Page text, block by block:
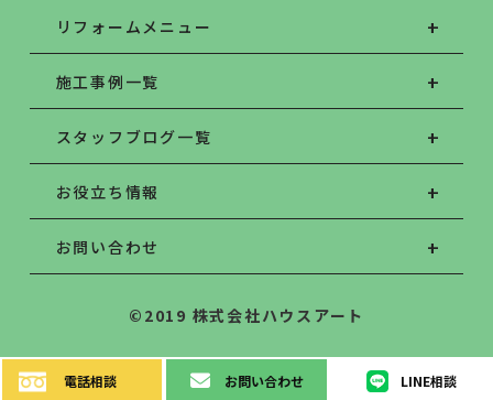
電話相談 お問い合わせ LINE相談
リフォームメニュー
施工事例一覧
スタッフブログ一覧
お役立ち情報
お問い合わせ
©2019 株式会社ハウスアート